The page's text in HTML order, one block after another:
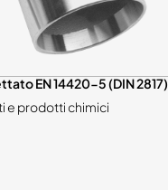
EN 14420-5 (DIN 2817)
e prodotti chimici